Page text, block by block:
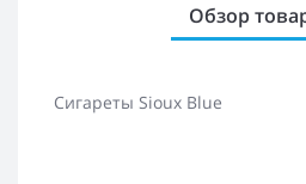
Обзор
Сигареты Sioux Blue